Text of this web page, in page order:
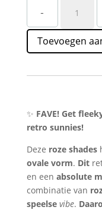
-
Zwarte
Retro
White
Frame
Total
Babe
Look
aantal
Toevoegen
✨ FAVE! Get
retro sunnies!
Deze roze shades
ovale vorm. Dit
en een absolute
combinatie van
speelse vibe.